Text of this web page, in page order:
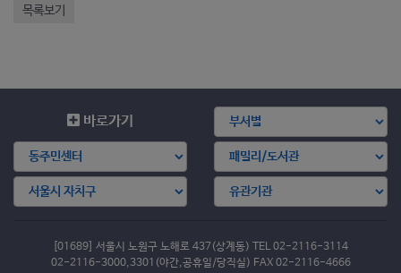
목록보기
바로가기
[01689] 서울시 노원구 노해로 437(상계동) TEL 02-2116-3114
02-2116-3000,3301(야간,공휴일/당직실) FAX 02-2116-4666